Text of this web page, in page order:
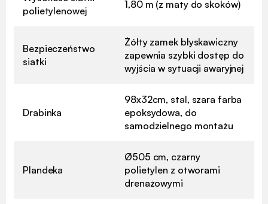
polietylenowej
1,80 m (z maty do skoków)
Bezpieczeństwo
siatki
Żółty zamek błyskawiczny
zapewnia szybki dostęp do
wyjścia w sytuacji awaryjnej
Drabinka
98x32cm, stal, szara farba
epoksydowa, do
samodzielnego montażu
Plandeka
Ø505 cm, czarny
polietylen z otworami
drenażowymi